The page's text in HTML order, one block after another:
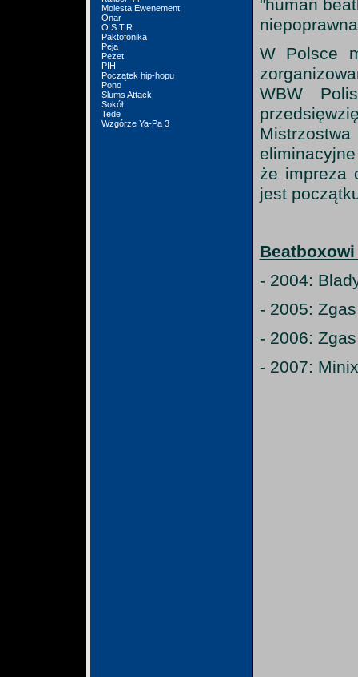
Molesta Ewenement
Onar
O.S.T.R.
Paktofonika
Peja
Pezet
PIH
Początek hip-hopu
Pono
Slums Attack
Sokół
Tede
Wzgórze Ya-Pa 3
"human
W Polsce
WBW
że impreza
jest
- 2004:
- 2005: Zgas
- 2006: Zgas
- 2007: